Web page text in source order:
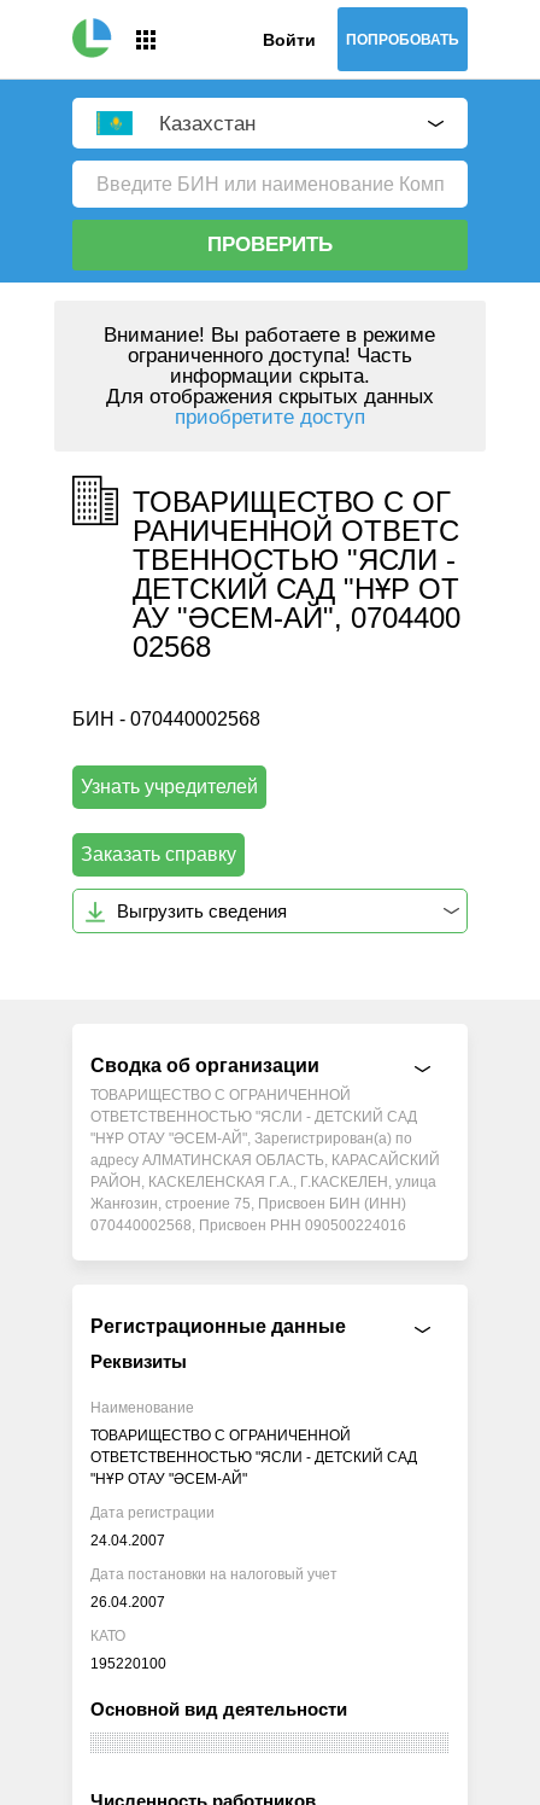
Войти ПОПРОБОВАТЬ
Казахстан
ПРОВЕРИТЬ
Внимание! Вы работаете в режиме
ограниченного доступа! Часть
информации скрыта.
Для отображения скрытых данных
приобретите доступ
ТОВАРИЩЕСТВО С ОГ
РАНИЧЕННОЙ ОТВЕТС
ТВЕННОСТЬЮ "ЯСЛИ -
ДЕТСКИЙ САД "НҰР ОТ
АУ "ӘСЕМ-АЙ", 0704400
02568
БИН - 070440002568
Узнать учредителей
Заказать справку
Выгрузить сведения
Сводка об организации
ТОВАРИЩЕСТВО С ОГРАНИЧЕННОЙ
ОТВЕТСТВЕННОСТЬЮ "ЯСЛИ - ДЕТСКИЙ САД
"НҰР ОТАУ "ӘСЕМ-АЙ", Зарегистрирован(а) по
адресу АЛМАТИНСКАЯ ОБЛАСТЬ, КАРАСАЙСКИЙ
РАЙОН, КАСКЕЛЕНСКАЯ Г.А., Г.КАСКЕЛЕН, улица
Жанғозин, строение 75, Присвоен БИН (ИНН)
070440002568, Присвоен РНН 090500224016
Регистрационные данные
Реквизиты
Наименование
ТОВАРИЩЕСТВО С ОГРАНИЧЕННОЙ
ОТВЕТСТВЕННОСТЬЮ "ЯСЛИ - ДЕТСКИЙ САД
"НҰР ОТАУ "ӘСЕМ-АЙ"
Дата регистрации
24.04.2007
Дата постановки на налоговый учет
26.04.2007
КАТО
195220100
Основной вид деятельности
Численность работников